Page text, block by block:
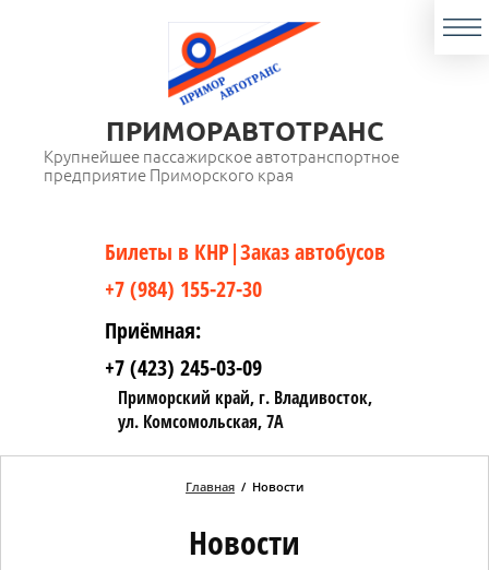
ПРИМОРАВТОТРАНС
Крупнейшее пассажирское автотранспортное
предприятие Приморского края
Билеты в КНР|Заказ автобусов
+7 (984) 155-27-30
Приёмная:
+7 (423) 245-03-09
Приморский край, г. Владивосток,
ул. Комсомольская, 7А
Главная / Новости
Новости